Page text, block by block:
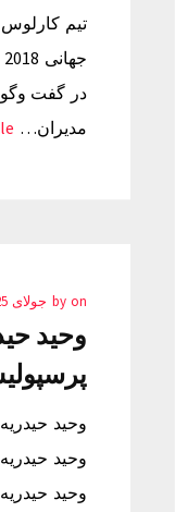
تیم
در گفت
مدیران… →
by on جولای 25, 2016
وحید
وحید
وحید
وحید